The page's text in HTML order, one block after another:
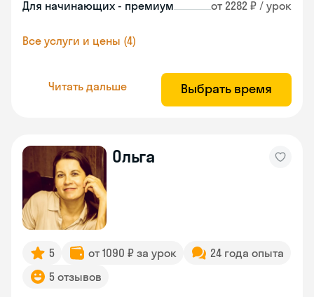
Для начинающих - премиум от 2282 ₽ / урок
Все услуги и цены (4)
Читать дальше Выбрать время
Ольга
5 от 1090 ₽ за урок
24 года опыта
5 отзывов